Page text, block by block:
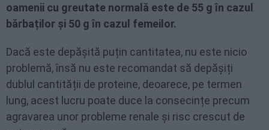
oamenii cu greutate normală este de 55 g în cazul
bărbaților și 50 g în cazul femeilor.
Dacă este depășită puțin cantitatea, nu este nicio
problemă, însă nu este recomandat să depășiți
dublul cantității de proteine, deoarece, pe termen
lung, acest lucru poate duce la consecințe precum
agravarea unor probleme renale și risc crescut de